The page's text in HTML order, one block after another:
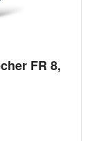
FR 8,